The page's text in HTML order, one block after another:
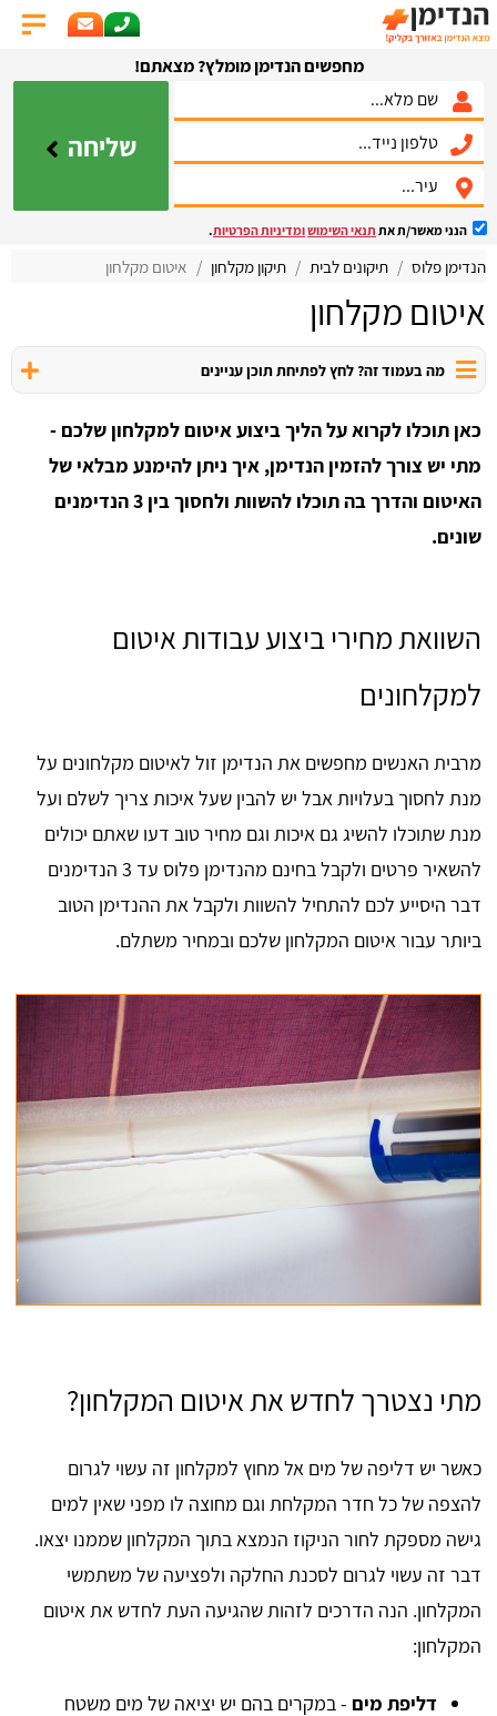
מחפשים הנדימן מומלץ? מצאתם!
שליחה
הנני מאשר/ת את תנאי השימושומדיניות הפרטיות.
הנדימן פלוס תיקונים לבית תיקון מקלחון איטום מקלחון
איטום מקלחון
מה בעמוד זה? לחץ לפתיחת תוכן עניינים
כאן תוכלו לקרוא על הליך ביצוע איטום למקלחון שלכם -
מתי יש צורך להזמין הנדימן, איך ניתן להימנע מבלאי של
האיטום והדרך בה תוכלו להשוות ולחסוך בין 3 הנדימנים
שונים.
השוואת מחירי ביצוע עבודות איטום
למקלחונים
מרבית האנשים מחפשים את הנדימן זול לאיטום מקלחונים על
מנת לחסוך בעלויות אבל יש להבין שעל איכות צריך לשלם ועל
מנת שתוכלו להשיג גם איכות וגם מחיר טוב דעו שאתם יכולים
להשאיר פרטים ולקבל בחינם מהנדימן פלוס עד 3 הנדימנים
דבר היסייע לכם להתחיל להשוות ולקבל את ההנדימן הטוב
ביותר עבור איטום המקלחון שלכם ובמחיר משתלם.
מתי נצטרך לחדש את איטום המקלחון?
כאשר יש דליפה של מים אל מחוץ למקלחון זה עשוי לגרום
להצפה של כל חדר המקלחת וגם מחוצה לו מפני שאין למים
גישה מספקת לחור הניקוז הנמצא בתוך המקלחון שממנו יצאו.
דבר זה עשוי לגרום לסכנת החלקה ולפציעה של משתמשי
המקלחון. הנה הדרכים לזהות שהגיעה העת לחדש את איטום
המקלחון:
דליפת מים - במקרים בהם יש יציאה של מים משטח